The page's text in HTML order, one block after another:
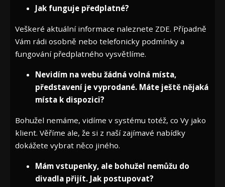
Jak funguje předplatné?
Veškeré aktuální informace naleznete ZDE. Případně
Vám rádi osobně nebo telefonicky podmínky a
fungování předplatného vysvětlíme.
Nevidím na webu žádná volná místa,
představení je vyprodané. Máte ještě nějaká
místa k dispozici?
Bohužel nemáme, vidíme v systému totéž, co Vy jako
klient. Věříme ale, že si z naší zajímavé nabídky
dokážete vybrat něco jiného.
Mám vstupenky, ale bohužel nemůžu do
divadla přijít. Jak postupovat?